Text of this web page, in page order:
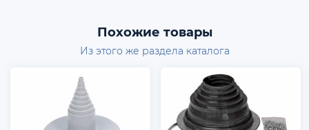
Похожие товары
Из этого же раздела каталога